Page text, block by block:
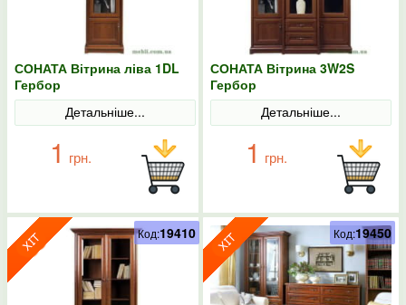
СОНАТА Вітрина ліва 1DL
Гербор
Детальніше...
1 грн.
СОНАТА Вітрина 3W2S
Гербор
Детальніше...
1 грн.
Код:19410 Код:19450